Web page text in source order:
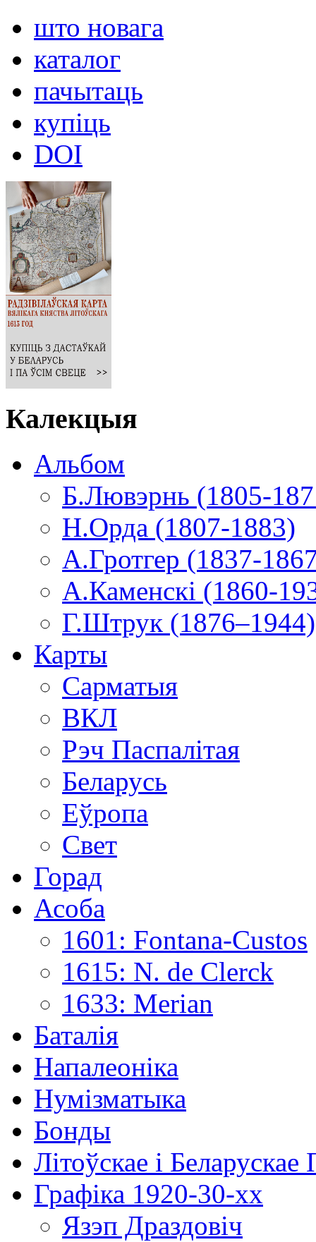
што новага
каталог
пачытаць
купіць
DOI
Калекцыя
Альбом
Б.Лювэрнь (1805-
Н.Орда (1807-1883)
А.Гротгер (1837-
А.Каменскі (1860-
Г.Штрук (1876–1944)
Карты
Сарматыя
ВКЛ
Рэч Паспалітая
Беларусь
Еўропа
Свет
Горад
Асоба
1601: Fontana-Custos
1615: N. de Clerck
1633: Merian
Баталія
Напалеоніка
Нумізматыка
Бонды
Літоўскае і
Графіка 1920-30-хх
Язэп Драздовіч